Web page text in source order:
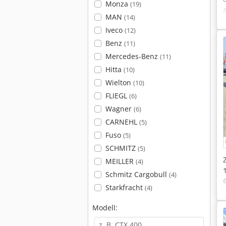
Monza (19)
MAN (14)
Iveco (12)
Benz (11)
Mercedes-Benz (11)
Hitta (10)
Wielton (10)
FLIEGL (6)
Wagner (6)
CARNEHL (5)
Fuso (5)
SCHMITZ (5)
MEILLER (4)
Schmitz Cargobull (4)
Starkfracht (4)
Modell: